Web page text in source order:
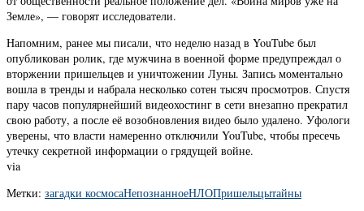
Земле», — говорят исследователи.
Напомним, ранее мы писали, что неделю назад в YouTube был
опубликован ролик, где мужчина в военной форме предупреждал о
вторжении пришельцев и уничтожении Луны. Запись моментально
вошла в тренды и набрала несколько сотен тысяч просмотров. Спустя
пару часов популярнейший видеохостинг в сети внезапно прекратил
свою работу, а после её возобновления видео было удалено. Уфологи
уверены, что власти намеренно отключили YouTube, чтобы пресечь
утечку секретной информации о грядущей войне.
via
Метки: загадки космосаНепознанноеНЛОПришельцытайны